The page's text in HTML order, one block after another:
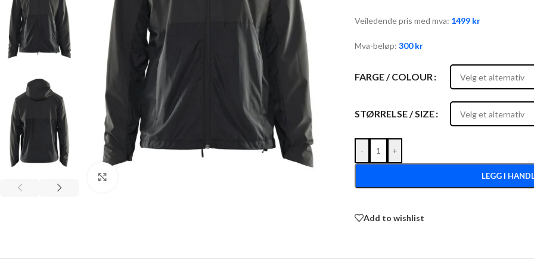
Veiledende pris med mva: 1499 kr
Mva-beløp: 300kr
FARGE / COLOUR
STØRRELSE / SIZE
- +
LEGG I
Add to wishlist